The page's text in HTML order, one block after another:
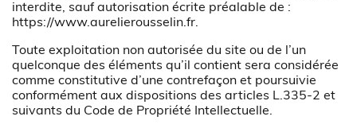
interdite, sauf autorisation écrite préalable de :
https://www.aurelierousselin.fr.
Toute exploitation non autorisée du site ou de l’un
quelconque des éléments qu’il contient sera considérée
comme constitutive d’une contrefaçon et poursuivie
conformément aux dispositions des articles L.335-2 et
suivants du Code de Propriété Intellectuelle.